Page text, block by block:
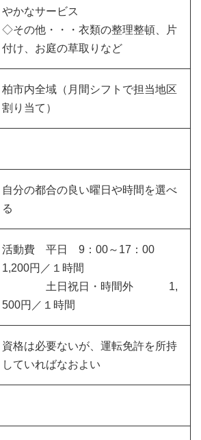
やかなサービス
◇その他・・・衣類の整理整頓、片
付け、お庭の草取りなど
柏市内全域（月間シフトで担当地区
割り当て）
自分の都合の良い曜日や時間を選べ
る
活動費 平日 9：00～17：00
1,200円／１時間
土日祝日・時間外 1,
500円／１時間
資格は必要ないが、運転免許を所持
していればなおよい